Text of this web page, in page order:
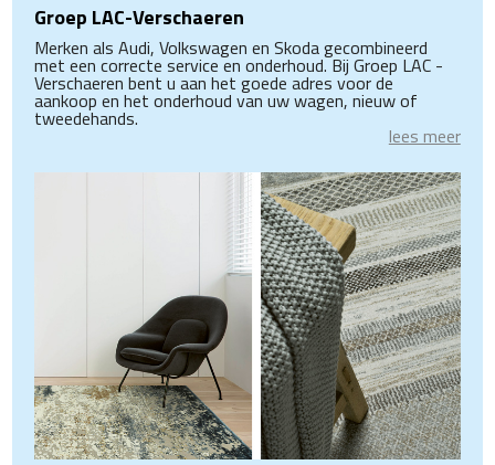
Groep LAC-Verschaeren
Merken als Audi, Volkswagen en Skoda gecombineerd
met een correcte service en onderhoud. Bij Groep LAC -
Verschaeren bent u aan het goede adres voor de
aankoop en het onderhoud van uw wagen, nieuw of
tweedehands.
lees meer